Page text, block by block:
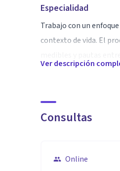
Especialidad
Trabajo con un
contexto de vida. El
conductual aplicado a
online.
• Especialización en
Ver descripción
Consultas
Online